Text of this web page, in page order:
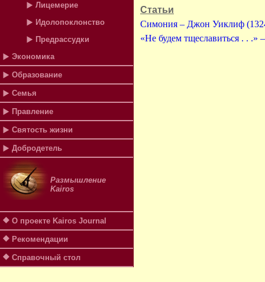
Лицемерие
Идолопоклонство
Предрассудки
Экономика
Образование
Семья
Правление
Святость жизни
Добродетель
Размышление
Kairos
О проекте Kairos Journal
Рекомендации
Справочный стол
Статьи
Симония – Джон Уиклиф
«Не будем тщеславиться . .